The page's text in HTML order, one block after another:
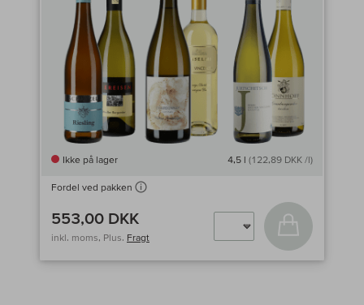
Ikke på lager 4,5 l (122,89 DKK /l)
Fordel ved pakken
553,00 DKK
inkl. moms, Plus. Fragt
Læg i kurv